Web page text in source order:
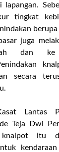
lapangan.
tingkat
juga
dan ke
secara
Lantas
Teja Dwi
knalpot itu